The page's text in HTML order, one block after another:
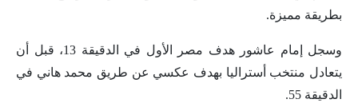
بطريقة مميزة.
وسجل إمام عاشور هدف مصر الأول في الدقيقة 13، قبل أن
يتعادل منتخب أستراليا بهدف عكسي عن طريق محمد هاني في
الدقيقة 55.